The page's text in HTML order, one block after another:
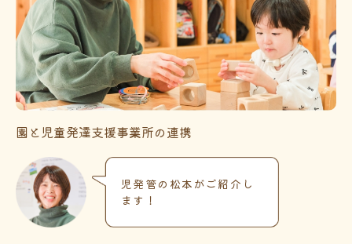
園と児童発達支援事業所の連携
児発管の松本がご紹介し
ます！